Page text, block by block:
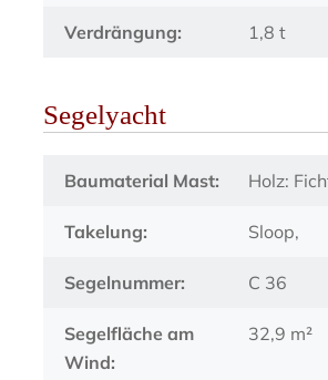
Verdrängung: 1,8 t
Segelyacht
Baumaterial Mast: Holz:
Takelung: Sloop,
Segelnummer: C 36
Segelfläche am
Wind:
32,9 m²